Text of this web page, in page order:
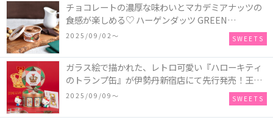
チョコレートの濃厚な味わいとマカデミアナッツの
食感が楽しめる♡ ハーゲンダッツ GREEN
CRAFT(グリーンクラフト) ミニカップ『チョコレー
2025/09/02〜 SWEETS
ガラス絵で描かれた、レトロ可愛い『ハローキティ
のトランプ缶』が伊勢丹新宿店にて先行発売！王冠
キティのフィギュア、キティトランプのステッカー
2025/09/09〜 SWEETS